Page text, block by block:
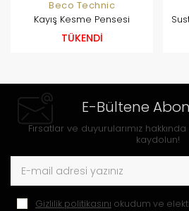
Beco Technic
Kayış Kesme Pensesi
TÜKENDİ
E-Bültene
Fırsatlar ve duyurularımız
kaydolun!
Gizlilik politikasını okudum ve